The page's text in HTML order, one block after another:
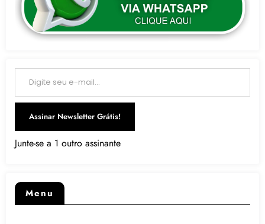
Digite seu e-mail…
Assinar Newsletter Grátis!
Junte-se a 1 outro assinante
Menu